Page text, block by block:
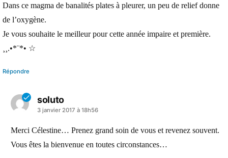
Dans ce magma de banalités plates à pleurer, un peu de relief donne
de l’oxygène.
Je vous souhaite le meilleur pour cette année impaire et première.
¸¸.•*¨*• ☆
Répondre
soluto
a
dit :
3 janvier 2017 à 18h56
Merci Célestine… Prenez grand soin de vous et revenez souvent.
Vous êtes la bienvenue en toutes circonstances…